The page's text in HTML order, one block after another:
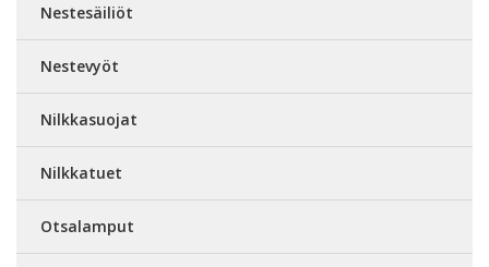
Nestesäiliöt
Nestevyöt
Nilkkasuojat
Nilkkatuet
Otsalamput